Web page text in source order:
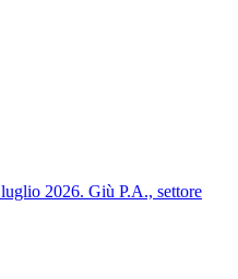
2026. Giù P.A., settore